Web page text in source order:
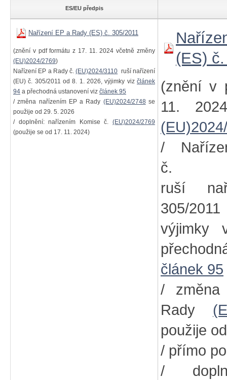
ES/EU předpis
Nařízení EP a Rady (ES) č. 305/2011
(znění v pdf formátu z 17. 11. 2024 včetně změny
(EU)2024/2769)
Nařízení EP a Rady č.(EU)2024/3110 ruší nařízení
(EU) č. 305/2011 od 8. 1. 2026, výjimky viz článek
94 a přechodná ustanovení viz článek 95
/ změna nařízením EP a Rady (EU)2024/2748 se
použije od 29. 5. 2026
/ doplnění: nařízením Komise č. (EU)2024/2769
(použije se od 17. 11. 2024)
(ES)
(znění v
11.
/
ruší
305/
článek 95
/ změna
Rady
použije
/ přímo
/